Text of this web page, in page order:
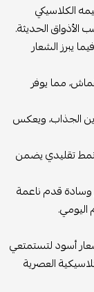
لو 77 فينتج بتصميمه الكلاسيكي
الحديثة.
يبرز الشعار
مما يوفر
الجذاب، ويعكس
نمط تقليدي يضمن
قدم ناعمة
اليومي.
الأبيض بشعار أسود لتستمتعي
العصرية